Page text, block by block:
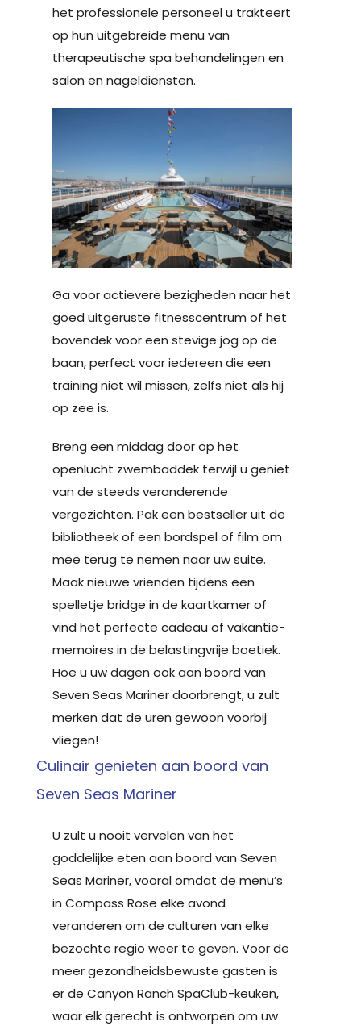
het professionele personeel u trakteert
op hun uitgebreide menu van
therapeutische spa behandelingen en
salon en nageldiensten.
Ga voor actievere bezigheden naar het
goed uitgeruste fitnesscentrum of het
bovendek voor een stevige jog op de
baan, perfect voor iedereen die een
training niet wil missen, zelfs niet als hij
op zee is.
Breng een middag door op het
openlucht zwembaddek terwijl u geniet
van de steeds veranderende
vergezichten. Pak een bestseller uit de
bibliotheek of een bordspel of film om
mee terug te nemen naar uw suite.
Maak nieuwe vrienden tijdens een
spelletje bridge in de kaartkamer of
vind het perfecte cadeau of vakantie-
memoires in de belastingvrije boetiek.
Hoe u uw dagen ook aan boord van
Seven Seas Mariner doorbrengt, u zult
merken dat de uren gewoon voorbij
vliegen!
Culinair genieten aan boord van
Seven Seas Mariner
U zult u nooit vervelen van het
goddelijke eten aan boord van Seven
Seas Mariner, vooral omdat de menu’s
in Compass Rose elke avond
veranderen om de culturen van elke
bezochte regio weer te geven. Voor de
meer gezondheidsbewuste gasten is
er de Canyon Ranch SpaClub-keuken,
waar elk gerecht is ontworpen om uw